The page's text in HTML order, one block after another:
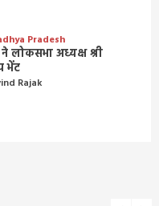
Pradesh
लोकसभा अध्यक्ष श्री
भेंट
Rajak